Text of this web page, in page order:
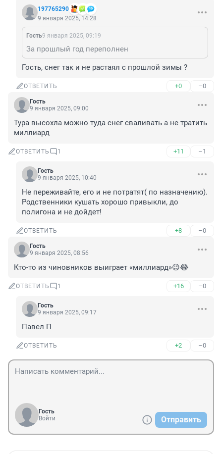
197765290
9 января 2025, 14:28
Гость9 января 2025, 09:19
За прошлый год переполнен
Гость, снег так и не растаял с прошлой зимы ?
ОТВЕТИТЬ +0 –0
Гость
9 января 2025, 09:00
Тура высохла можно туда снег сваливать а не тратить
миллиард
ОТВЕТИТЬ 1 +11 –1
Гость
9 января 2025, 10:40
Не переживайте, его и не потратят( по назначению).
Родственники кушать хорошо привыкли, до
полигона и не дойдет!
ОТВЕТИТЬ +8 –0
Гость
9 января 2025, 08:56
Кто-то из чиновников выиграет «миллиард»😉😂
ОТВЕТИТЬ 1 +16 –0
Гость
9 января 2025, 09:17
Павел П
ОТВЕТИТЬ +2 –0
Гость
Войти
Отправить